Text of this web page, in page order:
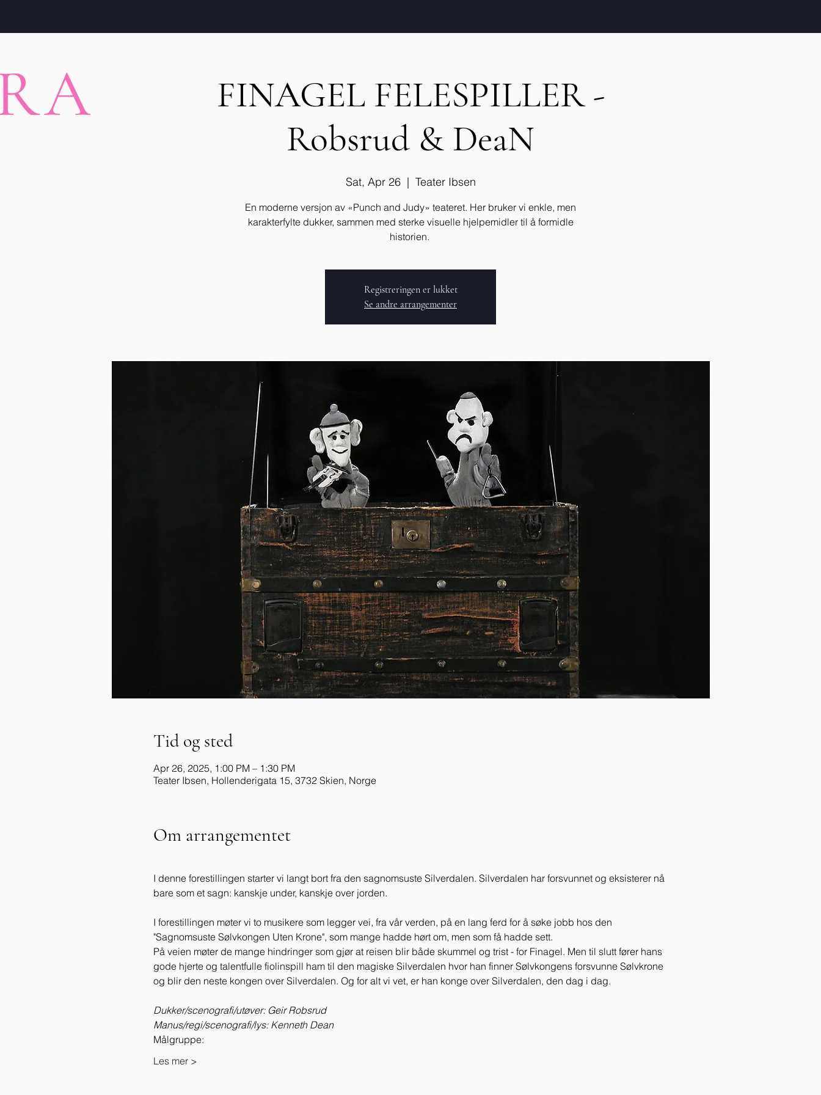
FINAGEL FELESPILLER -
Robsrud & DeaN
Sat, Apr 26
  |
Teater Ibsen
En moderne versjon av «Punch and Judy» teateret. Her bruker vi enkle, men
karakterfylte dukker, sammen med sterke visuelle hjelpemidler til å formidle
historien.
Registreringen er lukket
Se andre arrangementer
Tid og sted
Apr 26, 2025, 1:00 PM – 1:30 PM
Teater Ibsen, Hollenderigata 15, 3732 Skien, Norge
Om arrangementet
I denne forestillingen starter vi langt bort fra den sagnomsuste Silverdalen. Silverdalen har forsvunnet og eksisterer nå
bare som et sagn: kanskje under, kanskje over jorden.
I forestillingen møter vi to musikere som legger vei, fra vår verden, på en lang ferd for å søke jobb hos den
"Sagnomsuste Sølvkongen Uten Krone", som mange hadde hørt om, men som få hadde sett.
På veien møter de mange hindringer som gjør at reisen blir både skummel og trist - for Finagel. Men til slutt fører hans
gode hjerte og talentfulle fiolinspill ham til den magiske Silverdalen hvor han finner Sølvkongens forsvunne Sølvkrone
og blir den neste kongen over Silverdalen. Og for alt vi vet, er han konge over Silverdalen, den dag i dag.
Dukker/scenografi/utøver: Geir Robsrud
Manus/regi/scenografi/lys: Kenneth Dean
Målgruppe:
Les mer >